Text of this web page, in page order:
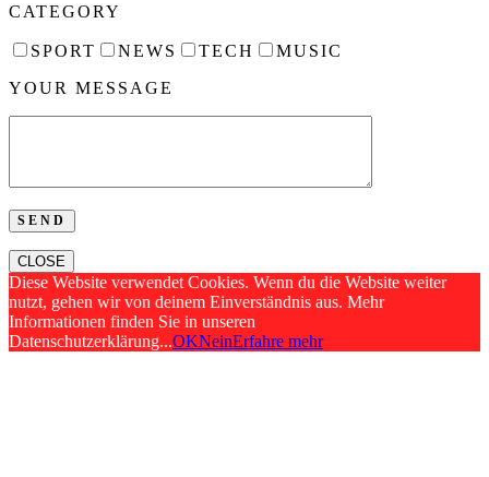
CATEGORY
SPORT NEWS TECH
MUSIC
YOUR MESSAGE
CLOSE
Diese Website verwendet Cookies. Wenn du die Website weiter
nutzt, gehen wir von deinem Einverständnis aus. Mehr
Informationen finden Sie in unseren
Datenschutzerklärung...OKNeinErfahre mehr